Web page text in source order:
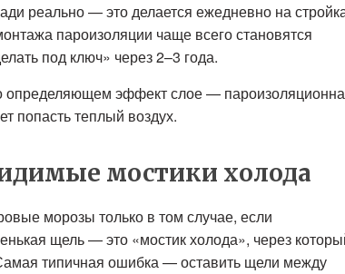
реально — это делается ежедневно на
пароизоляции чаще всего становятся
под ключ» через 2–3 года.
определяющем эффект слое —
попасть теплый воздух.
мостики холода
морозы только в том случае, если
щель — это «мостик холода», через
типичная ошибка — оставить щели между